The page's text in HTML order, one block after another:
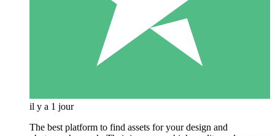
il y a 1 jour
The best platform to find assets for your design and